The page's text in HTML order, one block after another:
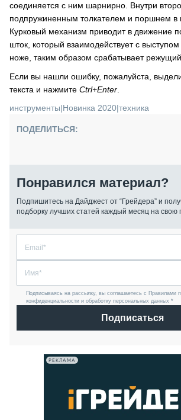
соединяется с ним шарнирно. Внутри
подпружиненным толкателем и поршнем в
Курковый механизм приводит в движение
шток, который взаимодействует с
ноже, таким образом срабатывает
Если вы нашли ошибку, пожалуйста,
текста и нажмите Ctrl+Enter
инструменты|Новинка 2020|техника
ПОДЕЛИТЬСЯ:
Понравился материал?
Подпишитесь на Дайджест от “Грейдера” и
подборку лучших статей каждый месяц на свою
Подписываясь на рассылку, вы соглашаетесь с Правилами
конфиденциальности и обработку персональных данных *
Подписаться
РЕКЛАМА